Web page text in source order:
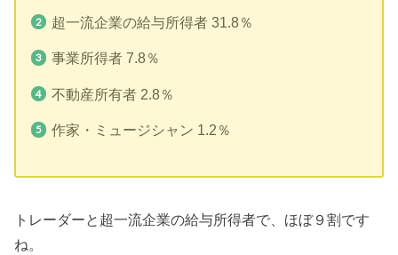
超一流企業の給与所得者 31.8％
事業所得者 7.8％
不動産所有者 2.8％
作家・ミュージシャン 1.2％
トレーダーと超一流企業の給与所得者で、ほぼ９割です
ね。